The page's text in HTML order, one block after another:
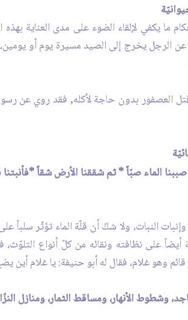
ما يكفي لإلقاء الضوء على مدى العناية
عن الرجل يخرج إلى الصيد مسيرة يوم أو
العصفور بدون حاجة لأكله, فقد روي عن
صببنا الماء صبّاً * ثم شققنا الأرض شقاً
النبات، ولا شكّ أن قلّة الماء تؤثّر
على نظافته ونقائه من كلّ أنواع التلوّث،
وهو غلام، فقال له أبو حنيفة: يا غلام أين
وشطوط الأنهار، ومساقط الثمار، ومنازل